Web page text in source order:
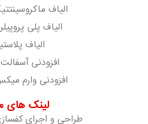
الیاف
الیاف پلی
الیاف
افزودنی آسفالت
افزودنی وارم
لینک های
طراحی و اجرای